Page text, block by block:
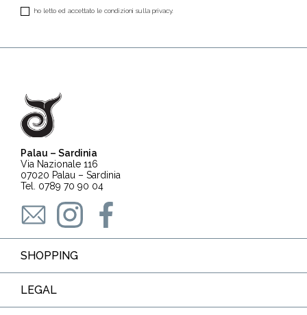
ho letto ed accettato le condizioni sulla privacy.
Palau – Sardinia
Via Nazionale 116
07020 Palau – Sardinia
Tel. 0789 70 90 04
SHOPPING
LEGAL